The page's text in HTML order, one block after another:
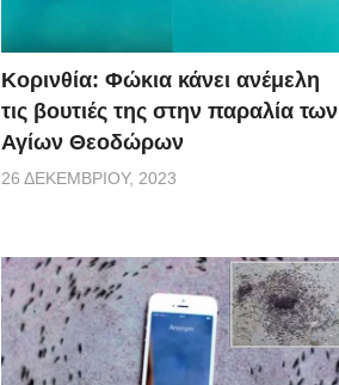
Κορινθία: Φώκια κάνει ανέμελη
τις βουτιές της στην παραλία των
Αγίων Θεοδώρων
26 ΔΕΚΕΜΒΡΊΟΥ, 2023